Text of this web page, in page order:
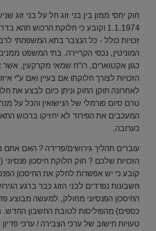
חוק יחסי ממון בין בני זוג חל על בני זוג
1.1.1974 וקובע כי חלוקת הרכוש תהא
זכויות כולל - כל הנצבר בתא המשפחתי
המוניטין, נכסי הקריירה. בתי המשפט
כגון אקטוארים, רו"ח שמאי מקרקעין, אשר
הזכויות לצורך חלוקתו אם בעיין ואם ע"י
לאחרונה תוקן החוק וניתן כיום לבצע את
טרם סיום פורמלי של הנישואין והכל על
המעכבים את הפירוד לא יחזיקו ברכוש
כערובה.
עוברים תהליך גירושים/פרידה ? האם אתם
קובע כי יש אפשרות לחלק את החיסכון
חשבונות נפרדים לבני הזוג כבר ברגע
החיסכון הפנסיוני מחולק, למעשה מבוצע
כספים) מהפוליסות לטובת החשבון החדש.
טעויות חישוב של ערכי הצבירה / ערכי